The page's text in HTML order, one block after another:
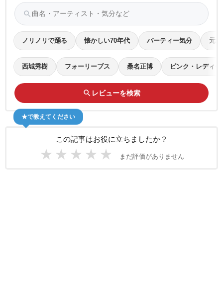
search
ノリノリで踊る 懐かしい70年代 パーティー気分 元
西城秀樹 フォーリーブス 桑名正博 ピンク・レディー
search レビューを検索
この記事はお役に立ちましたか？
★ ★ ★ ★ ★ まだ評価がありません
★で教えてください